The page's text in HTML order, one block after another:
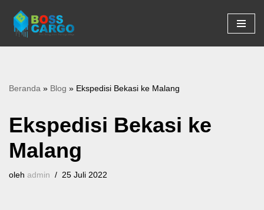
Lompat
ke
Beranda » Blog » Ekspedisi Bekasi ke Malang
Ekspedisi Bekasi ke
Malang
oleh admin 25 Juli 2022